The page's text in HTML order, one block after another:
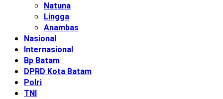
Natuna
Lingga
Anambas
Nasional
Internasional
Bp Batam
DPRD Kota Batam
Polri
TNI